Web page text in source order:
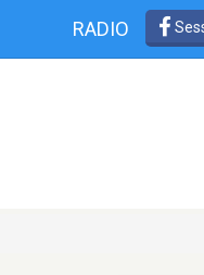
RADIO